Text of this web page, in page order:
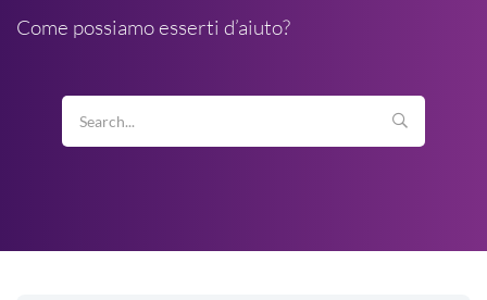
Come possiamo esserti d’aiuto?